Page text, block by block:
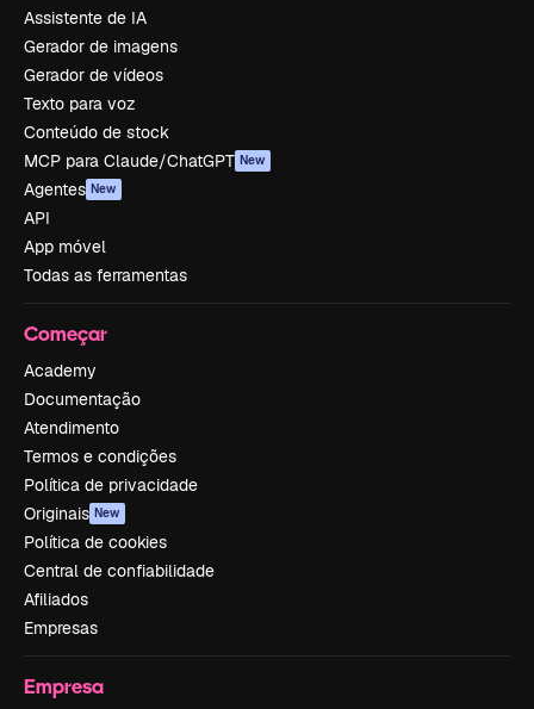
Assistente de IA
Gerador de imagens
Gerador de vídeos
Texto para voz
Conteúdo de stock
MCP para Claude/ChatGPT New
Agentes New
API
App móvel
Todas as ferramentas
Começar
Academy
Documentação
Atendimento
Termos e condições
Política de privacidade
Originais New
Política de cookies
Central de confiabilidade
Afiliados
Empresas
Empresa